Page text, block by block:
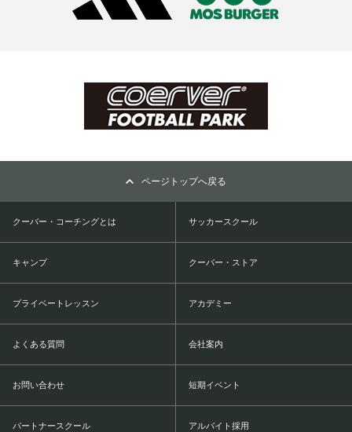
ページトップへ戻る
クーバー・コーチングとは サッカースクール
キャンプ クーバー・ストア
プライベートレッスン アカデミー
よくある質問 会社案内
お問い合わせ 短期イベント
パートナースクール アルバイト採用